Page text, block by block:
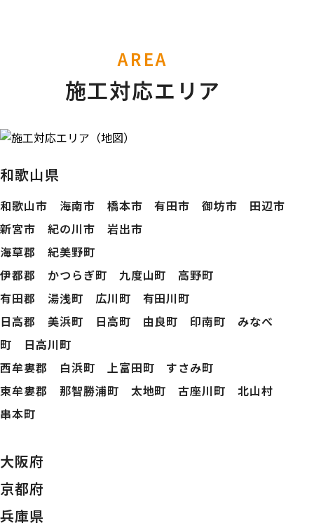
AREA
施工対応エリア
和歌山県
和歌山市 海南市 橋本市 有田市 御坊市 田辺市
新宮市 紀の川市 岩出市
海草郡 紀美野町
伊都郡 かつらぎ町 九度山町 高野町
有田郡 湯浅町 広川町 有田川町
日高郡 美浜町 日高町 由良町 印南町 みなべ
町 日高川町
西牟婁郡 白浜町 上富田町 すさみ町
東牟婁郡 那智勝浦町 太地町 古座川町 北山村
串本町
大阪府
京都府
兵庫県